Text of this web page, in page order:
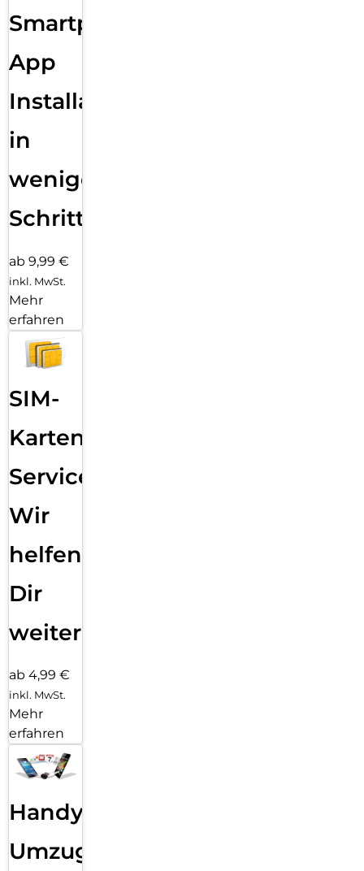
Smartphone
App
Installation
in
wenigen
Schritten
ab 9,99 €
inkl. MwSt.
Mehr
erfahren
SIM-
Karten
Service:
Wir
helfen
Dir
weiter
ab 4,99 €
inkl. MwSt.
Mehr
erfahren
Handy
Umzug